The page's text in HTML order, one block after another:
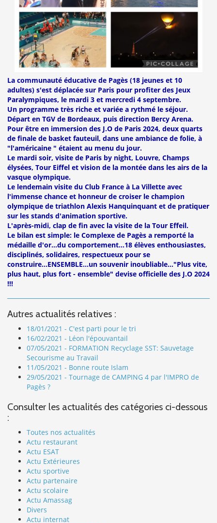
La communauté éducative de Pagès (18 jeunes et 10
adultes) s'est déplacée sur Paris pour profiter des Jeux
Paralympiques, le mardi 3 et mercredi 4 septembre.
Un programme très riche et variée a rythmé le séjour.
Départ en TGV de Bordeaux, puis direction Bercy Arena.
Pour être en immersion des J.O de Paris 2024, deux quarts
de finale de basket fauteuil, dans une ambiance de folie, à
"l'américaine " étaient au menu du jour.
Le mardi soir, visite de Paris by night, Louvre, Champs
élysées, Tour Eiffel et vision de la montée dans les airs de la
vasque olympique.
Le lendemain visite du Club France à La Villette avec
l'immense chance et honneur de croiser le champion
olympique de triathlon Alexis Hanquinquant et de pratiquer
sur les stands d'animation sportive.
L'après-midi, clap de fin avec la visite de la Tour Effeil.
Le bilan est simple: le Complexe de Pagès a remporté la
médaille d'or...du comportement...18 élèves enthousiastes,
disciplinés, solidaires, respectueux pour se
construire...ENSEMBLE...un souvenir inoubliable..."Plus vite,
plus haut, plus fort - ensemble" devise officielle des J.O 2024
!!!
Autres actualités relatives :
18/01/2021 - C'est parti pour le tri
16/02/2021 - Léon l'épouvantail
07/05/2021 - FORMATION Recyclage SST: Sauvetage
Secourisme au Travail
11/05/2021 - Bonne route Islam
29/05/2021 - Tournage de CAMPING 4 par l'IMPRO de
Pagès ?
Consulter les actualités des catégories ci-dessous
:
Toutes nos actualités
Actu restaurant
Actu ESAT
Actu Extérieures
Actu sportive
Actu partenaire
Actu scolaire
Actu Amassag
Divers
Actu internat